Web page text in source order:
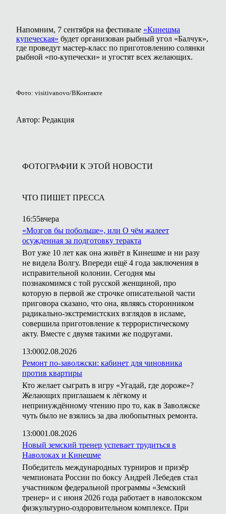
Напомним, 7 сентября на фестивале «Кинешма
купеческая» будет организован рыбный угол «Балчук»,
где проведут мастер-класс по приготовлению солянки
рыбной «по-купечески» и угостят всех желающих.
Фото: visitivanovo/ВКонтакте
Автор: Редакция
ФОТОГРАФИИ К ЭТОЙ НОВОСТИ
ЧТО ПИШЕТ ПРЕССА
16:55вчера
«Мозгов бы побольше», или О чём жалеет
осужденная за подготовку теракта
Вот уже 10 лет как она живёт в Кинешме и ни разу
не видела Волгу. Впереди ещё 4 года заключения в
исправительной колонии. Сегодня мы
познакомимся с той русской женщиной, про
которую в первой же строчке описательной части
приговора сказано, что она, являясь сторонником
радикально-экстремистских взглядов в исламе,
совершила приготовление к террористическому
акту. Вместе с двумя такими же подругами.
13:0002.08.2026
Ремонт по-заволжски: кабинет для чиновника
против квартиры
Кто желает сыграть в игру «Угадай, где дороже»?
Желающих приглашаем к лёгкому и
непринуждённому чтению про то, как в Заволжске
чуть было не взялись за два любопытных ремонта.
13:0001.08.2026
Новый земский тренер успевает трудиться в
Наволоках и Кинешме
Победитель международных турниров и призёр
чемпионата России по боксу Андрей Лебедев стал
участником федеральной программы «Земский
тренер» и с июня 2026 года работает в наволокском
физкультурно-оздоровительном комплексе. При